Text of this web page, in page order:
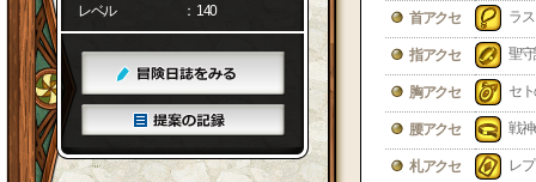
レベル
： 140 首アクセ ラ
指アクセ 聖
胸アクセ セ
腰アクセ 戦
札アクセ レ